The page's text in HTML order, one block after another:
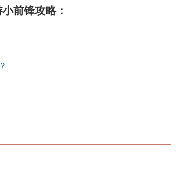
前锋攻略：